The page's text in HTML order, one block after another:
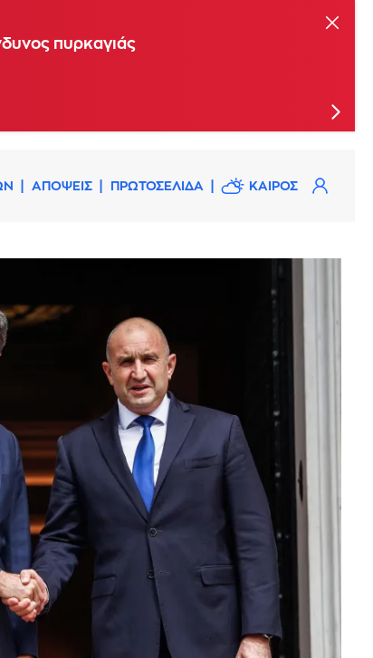
Εκτίμησης Κινδύνου
πυρκαγιάς
ΑΠΟΨΕΙΣ ΠΡΩΤΟΣΕΛΙΔΑ ΚΑΙΡΟΣ